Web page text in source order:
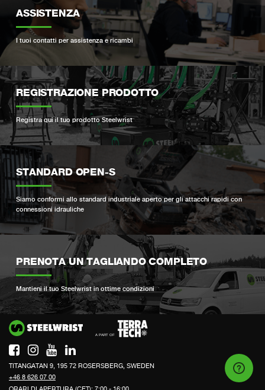
ASSISTENZA
I tuoi contatti per assistenza e ricambi
REGISTRAZIONE PRODOTTO
Registra qui il tuo prodotto Steelwrist
STANDARD OPEN-S
Siamo conformi allo standard industriale aperto per gli attacchi rapidi con
connessioni idrauliche
PRENOTA UN TAGLIANDO COMPLETO
Mantieni il tuo Steelwrist in ottime condizioni
TITANGATAN 9, 195 72 ROSERSBERG, SWEDEN
+46 8 626 07 00
ORARI DI APERTURA (CET): 7:00 - 16:00